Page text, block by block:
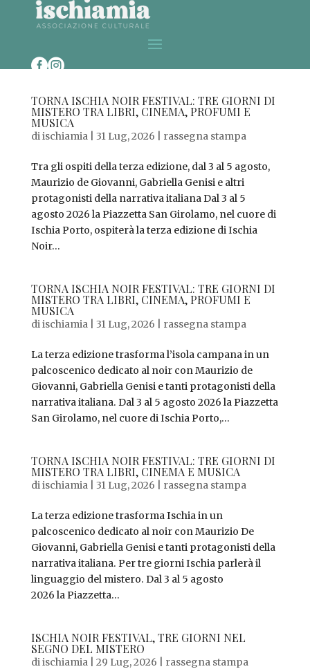

TORNA ISCHIA NOIR FESTIVAL: TRE GIORNI DI
MISTERO TRA LIBRI, CINEMA, PROFUMI E
MUSICA
diischiamia| 31 Lug, 2026 rassegna stampa
Tra gli ospiti della terza edizione, dal 3 al 5 agosto,
Maurizio de Giovanni, Gabriella Genisi e altri
protagonisti della narrativa italiana Dal 3 al 5
agosto 2026 la Piazzetta San Girolamo, nel cuore di
Ischia Porto, ospiterà la terza edizione di Ischia
Noir...
TORNA ISCHIA NOIR FESTIVAL: TRE GIORNI DI
MISTERO TRA LIBRI, CINEMA, PROFUMI E
MUSICA
diischiamia| 31 Lug, 2026 rassegna stampa
La terza edizione trasforma l’isola campana in un
palcoscenico dedicato al noir con Maurizio de
Giovanni, Gabriella Genisi e tanti protagonisti della
narrativa italiana. Dal 3 al 5 agosto 2026 la Piazzetta
San Girolamo, nel cuore di Ischia Porto,...
TORNA ISCHIA NOIR FESTIVAL: TRE GIORNI DI
MISTERO TRA LIBRI, CINEMA E MUSICA
diischiamia| 31 Lug, 2026 rassegna stampa
La terza edizione trasforma Ischia in un
palcoscenico dedicato al noir con Maurizio De
Giovanni, Gabriella Genisi e tanti protagonisti della
narrativa italiana. Per tre giorni Ischia parlerà il
linguaggio del mistero. Dal 3 al 5 agosto
2026 la Piazzetta...
ISCHIA NOIR FESTIVAL, TRE GIORNI NEL
SEGNO DEL MISTERO
diischiamia| 29 Lug, 2026 rassegna stampa